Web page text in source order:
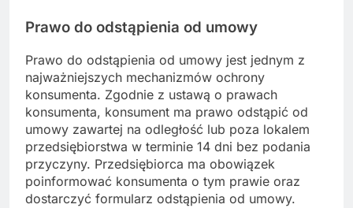
Prawo do odstąpienia od umowy
Prawo do odstąpienia od umowy jest jednym z
najważniejszych mechanizmów ochrony
konsumenta. Zgodnie z ustawą o prawach
konsumenta, konsument ma prawo odstąpić od
umowy zawartej na odległość lub poza lokalem
przedsiębiorstwa w terminie 14 dni bez podania
przyczyny. Przedsiębiorca ma obowiązek
poinformować konsumenta o tym prawie oraz
dostarczyć formularz odstąpienia od umowy.